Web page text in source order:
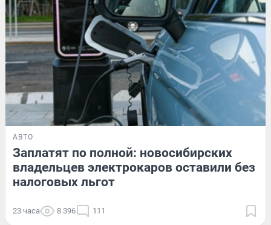
АВТО
Заплатят по полной: новосибирских
владельцев электрокаров оставили без
налоговых льгот
23 часа 8 396 111